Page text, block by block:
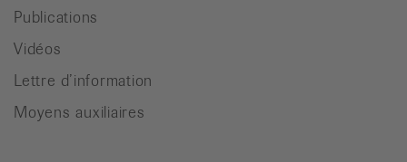
Publications
Vidéos
Lettre d’information
Moyens auxiliaires